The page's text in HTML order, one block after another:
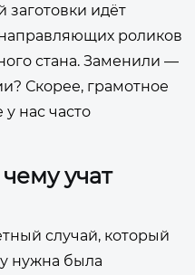
заготовки идёт
роликов
стана. Заменили —
Скорее, грамотное
нас часто
учат
случай, который
нужна была